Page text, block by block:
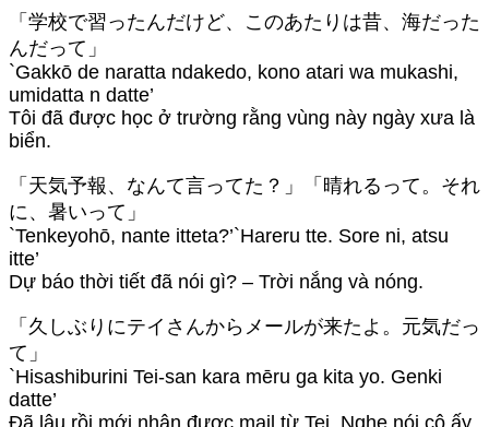
「学校で習ったんだけど、このあたりは昔、海だった
んだって」
`Gakkō de naratta ndakedo, kono atari wa mukashi,
umidatta n datte’
Tôi đã được học ở trường rằng vùng này ngày xưa là
biển.
「天気予報、なんて言ってた？」「晴れるって。それ
に、暑いって」
`Tenkeyohō, nante itteta?’`Hareru tte. Sore ni, atsu
itte’
Dự báo thời tiết đã nói gì? – Trời nắng và nóng.
「久しぶりにテイさんからメールが来たよ。元気だっ
て」
`Hisashiburini Tei-san kara mēru ga kita yo. Genki
datte’